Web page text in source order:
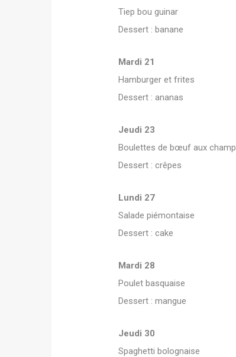
Tiep bou guinar
Dessert : banane
Mardi 21
Hamburger et frites
Dessert : ananas
Jeudi 23
Boulettes de bœuf aux
Dessert : crêpes
Lundi 27
Salade piémontaise
Dessert : cake
Mardi 28
Poulet basquaise
Dessert : mangue
Jeudi 30
Spaghetti bolognaise